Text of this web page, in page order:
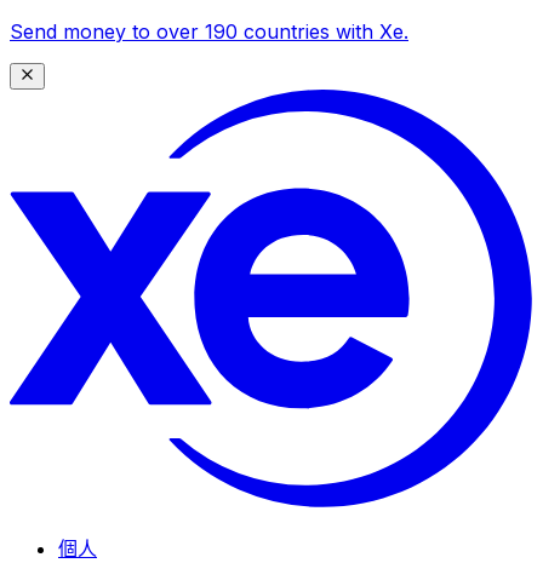
Send money to over 190 countries with Xe.
個人